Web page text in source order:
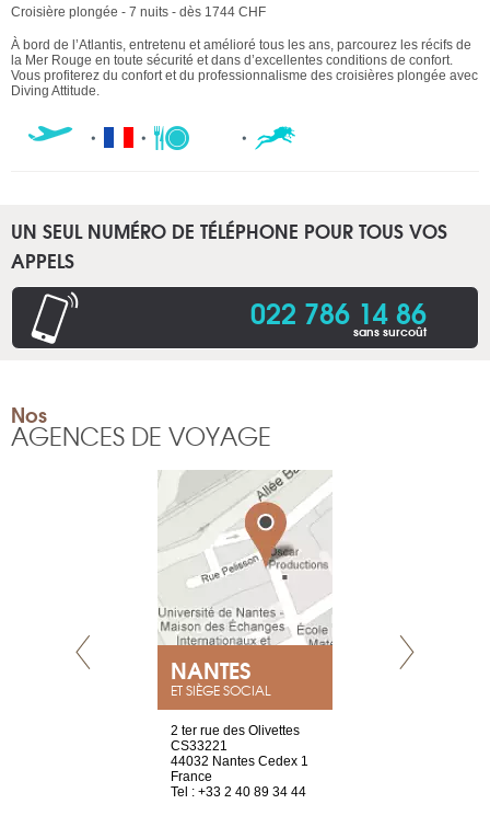
Croisière plongée - 7 nuits - dès 1744 CHF
À bord de l’Atlantis, entretenu et amélioré tous les ans, parcourez les récifs de
la Mer Rouge en toute sécurité et dans d’excellentes conditions de confort.
Vous profiterez du confort et du professionnalisme des croisières plongée avec
Diving Attitude.
UN SEUL NUMÉRO DE TÉLÉPHONE POUR TOUS VOS
APPELS
022 786 14 86
sans surcoût
Nos
AGENCES DE VOYAGE
NANTES
ET SIÈGE SOCIAL
2 ter rue des Olivettes
CS33221
44032 Nantes Cedex 1
France
Tel : +33 2 40 89 34 44